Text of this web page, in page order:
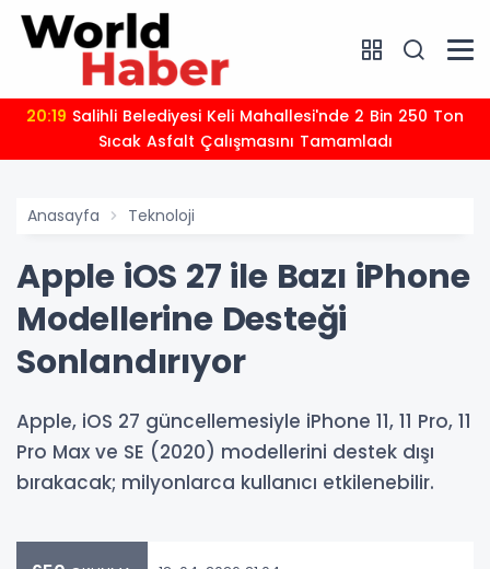
20:19
Sıcak Asfalt Çalışmasını Tamamladı
Anasayfa Teknoloji
Apple iOS 27 ile Bazı iPhone
Modellerine Desteği
Sonlandırıyor
Apple, iOS 27 güncellemesiyle iPhone 11, 11 Pro, 11
Pro Max ve SE (2020) modellerini destek dışı
bırakacak; milyonlarca kullanıcı etkilenebilir.